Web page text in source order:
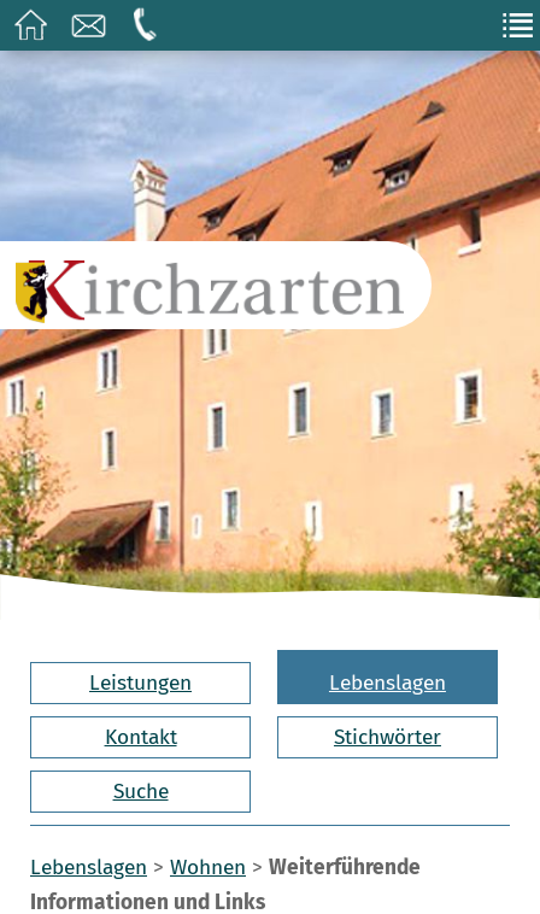
Leistungen Lebenslagen
Kontakt Stichwörter
Suche
Lebenslagen > Wohnen > Weiterführende
Informationen und Links